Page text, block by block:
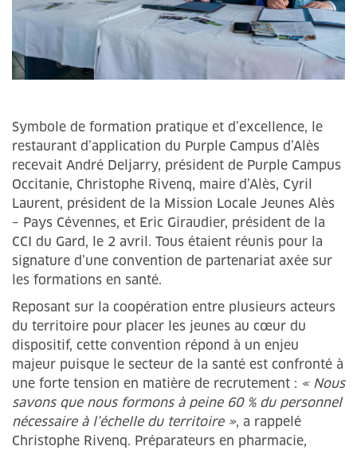
Symbole de formation pratique et d’excellence, le
restaurant d’application du Purple Campus d’Alès
recevait André Deljarry, président de Purple Campus
Occitanie, Christophe Rivenq, maire d’Alès, Cyril
Laurent, président de la Mission Locale Jeunes Alès
– Pays Cévennes, et Eric Giraudier, président de la
CCI du Gard, le 2 avril. Tous étaient réunis pour la
signature d’une convention de partenariat axée sur
les formations en santé.
Reposant sur la coopération entre plusieurs acteurs
du territoire pour placer les jeunes au cœur du
dispositif, cette convention répond à un enjeu
majeur puisque le secteur de la santé est confronté à
une forte tension en matière de recrutement : « Nous
savons que nous formons à peine 60 % du personnel
nécessaire à l’échelle du territoire », a rappelé
Christophe Rivenq. Préparateurs en pharmacie,